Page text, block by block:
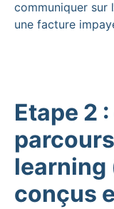
communiquer sur
une facture
Etape 2
learning
conçus